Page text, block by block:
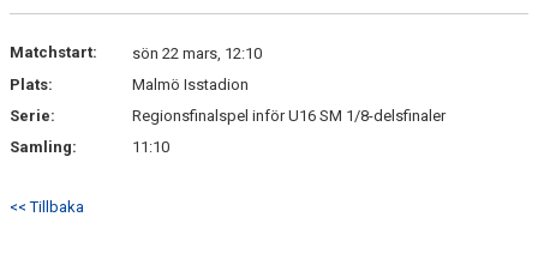
Matchstart:
sön 22 mars, 12:10
Plats:
Malmö Isstadion
Serie:
Regionsfinalspel inför U16 SM 1/8-delsfinaler
Samling:
11:10
<< Tillbaka